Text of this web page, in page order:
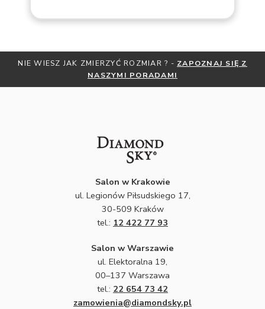
NIE WIESZ JAK ZMIERZYĆ ROZMIAR ? - ZAPOZNAJ SIĘ Z
NASZYMI PORADAMI
Salon w Krakowie
ul. Legionów Piłsudskiego 17,
30-509 Kraków
tel.: 12 422 77 93
Salon w Warszawie
ul. Elektoralna 19,
00–137 Warszawa
tel.: 22 654 73 42
zamowienia@diamondsky.pl